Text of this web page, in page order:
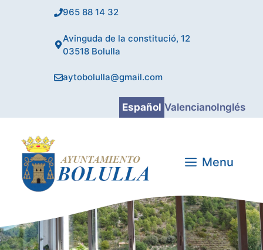
965 88 14 32
Avinguda de la constitució, 12
03518 Bolulla
aytobolulla@gmail.com
Español ValencianoInglés
Menu